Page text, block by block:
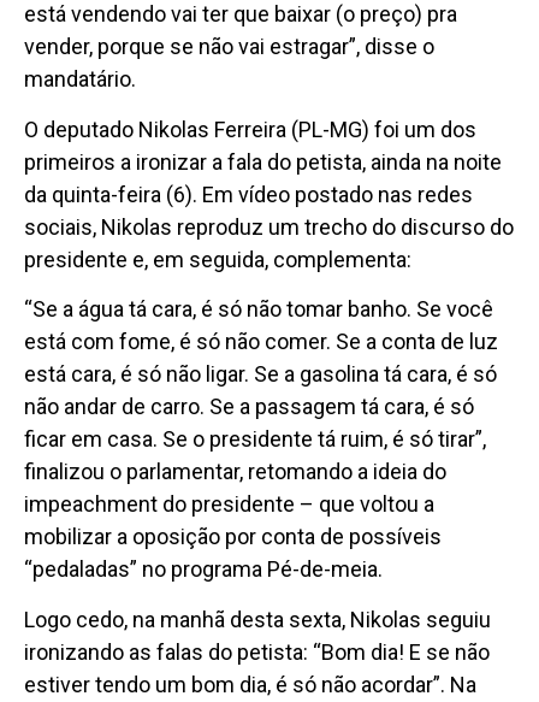
está vendendo vai ter que baixar (o preço) pra
vender, porque se não vai estragar”, disse o
mandatário.
O deputado Nikolas Ferreira (PL-MG) foi um dos
primeiros a ironizar a fala do petista, ainda na noite
da quinta-feira (6). Em vídeo postado nas redes
sociais, Nikolas reproduz um trecho do discurso do
presidente e, em seguida, complementa:
“Se a água tá cara, é só não tomar banho. Se você
está com fome, é só não comer. Se a conta de luz
está cara, é só não ligar. Se a gasolina tá cara, é só
não andar de carro. Se a passagem tá cara, é só
ficar em casa. Se o presidente tá ruim, é só tirar”,
finalizou o parlamentar, retomando a ideia do
impeachment do presidente – que voltou a
mobilizar a oposição por conta de possíveis
“pedaladas” no programa Pé-de-meia.
Logo cedo, na manhã desta sexta, Nikolas seguiu
ironizando as falas do petista: “Bom dia! E se não
estiver tendo um bom dia, é só não acordar”. Na